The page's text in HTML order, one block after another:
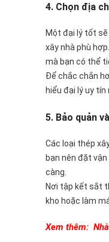
4. Chọn địa
Một đại lý tốt
xây nhà phù
mà bạn có thể
Để chắc chắn
hiểu đại lý uy tín
5. Bảo quản
Các loại thép
bạn nên đặt
càng.
Nơi tập kết sắt
kho hoặc làm
Xem thêm: